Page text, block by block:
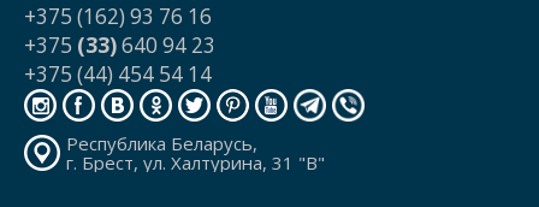
+375 (162) 93 76 16
+375 (33)640 94 23
+375 (44) 454 54 14
Республика Беларусь,
г. Брест, ул. Халтурина, 31 "В"